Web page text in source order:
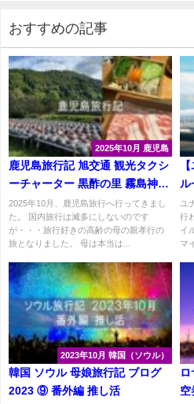
おすすめの記事
2025年10月 鹿児島
鹿児島旅行記 旭交通 観光タクシ
ーチャーター 黒酢の里 霧島神社
嘉例川駅
2025年10月、鹿児島旅行へ行ってきまし
た。 国内旅行は滅多にしないのです
が・・・旅行好きの高齢の母の親孝行の
旅となりました。 母は本当は...
ル
ル
ユ
行
イ
マ
2023年10月 韓国（ソウル）
韓国 ソウル 母娘旅行記 ブログ
2023 ⑨ 番外編 推し活
空